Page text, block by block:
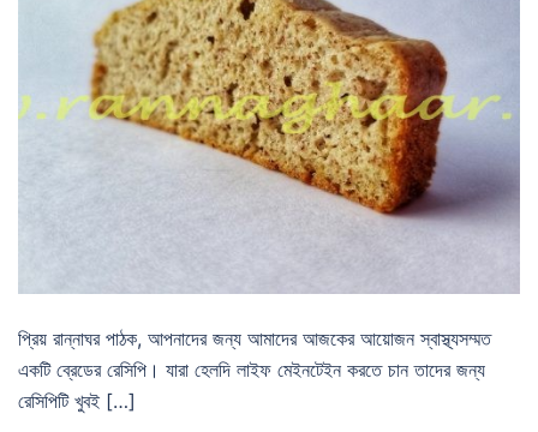
প্রিয় রান্নাঘর পাঠক, আপনাদের জন্য আমাদের আজকের আয়োজন স্বাস্থ্যসম্মত
একটি ব্রেডের রেসিপি। যারা হেলদি লাইফ মেইনটেইন করতে চান তাদের জন্য
রেসিপিটি খুবই […]